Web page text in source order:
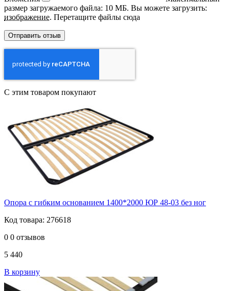
размер загружаемого файла: 10 МБ. Вы можете загрузить:
изображение. Перетащите файлы сюда
С этим товаром покупают
Опора с гибким основанием 1400*2000 ЮР 48-03 без ног
Код товара: 276618
0 0 отзывов
5 440
В корзину